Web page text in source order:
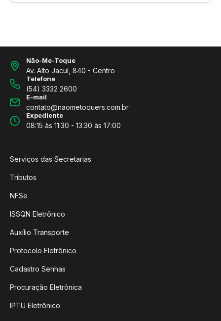
Não-Me-Toque
Av. Alto Jacuí, 840 - Centro
Telefone
(54) 3332 2600
E-mail
contato@naometoquers.com.br
Expediente
08:15 às 11:30 - 13:30 às 17:00
Serviços das Secretarias
Tributos
NFSe
ISSQN Eletrônico
Auxílio Transporte
Protocolo Eletrônico
Cadastro Senhas
Procuração Eletrônica
IPTU Eletrônico